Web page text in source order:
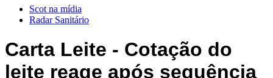
Scot na mídia
Radar Sanitário
Carta Leite - Cotação do
leite reage após sequência